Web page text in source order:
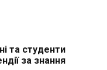
та студенти
за знання